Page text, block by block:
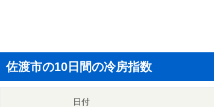
佐渡市の10日間の冷房指数
日付